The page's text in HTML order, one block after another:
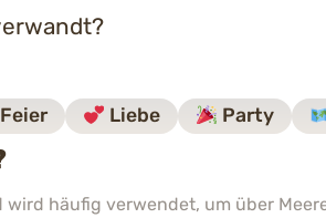
Feier Liebe Party
häufig verwendet, um über